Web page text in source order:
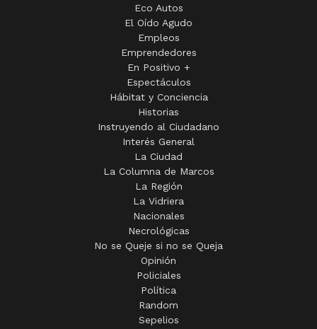
Eco Autos
El Oído Agudo
Empleos
Emprendedores
En Positivo +
Espectáculos
Hábitat y Conciencia
Historias
Instruyendo al Ciudadano
Interés General
La Ciudad
La Columna de Marcos
La Región
La Vidriera
Nacionales
Necrológicas
No se Queje si no se Queja
Opinión
Policiales
Política
Random
Sepelios